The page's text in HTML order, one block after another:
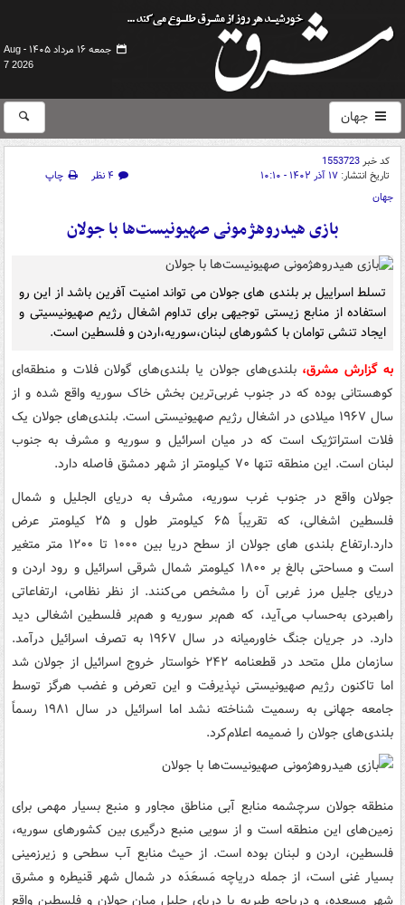
جمعه ۱۶ مرداد ۱۴۰۵ -
Aug
7 2026
جهان
کد خبر1553723
تاریخ انتشار: ۱۷ آذر ۱۴۰۲ - ۱۰:۱۰ ۴ نظر
چاپ
جهان
بازی هیدروهژمونی صهیونیست‌ها با جولان
تسلط اسراییل بر بلندی های جولان می تواند امنیت آفرین باشد از این رو
استفاده از منابع زیستی توجیهی برای تداوم اشغال رژیم صهیونیسیتی و
ایجاد تنشی توامان با کشورهای لبنان،سوریه،اردن و فلسطین است.
به گزارش مشرق، بلندی‌های جولان یا بلندی‌های گولان فلات و منطقه‌ای
کوهستانی بوده که در جنوب غربی‌ترین بخش خاک سوریه واقع شده و از
سال ۱۹۶۷ میلادی در اشغال رژیم صهیونیستی است. بلندی‌های جولان یک
فلات استراتژیک است که در میان اسرائیل و سوریه و مشرف به جنوب
لبنان است. این منطقه تنها ۷۰ کیلومتر از شهر دمشق فاصله دارد.
جولان واقع در جنوب غرب سوریه، مشرف به دریای الجلیل و شمال
فلسطین اشغالی، که تقریباً ۶۵ کیلومتر طول و ۲۵ کیلومتر عرض
دارد.ارتفاع بلندی های جولان از سطح دریا بین ۱۰۰۰ تا ۱۲۰۰ متر متغیر
است و مساحتی بالغ بر ۱۸۰۰ کیلومتر شمال شرقی اسرائیل و رود اردن و
دریای جلیل مرز غربی آن را مشخص می‌کنند. از نظر نظامی، ارتفاعاتی
راهبردی به‌حساب می‌آید، که هم‌بر سوریه و هم‌بر فلسطین اشغالی دید
دارد. در جریان جنگ خاورمیانه در سال ۱۹۶۷ به تصرف اسرائیل درآمد.
سازمان ملل متحد در قطعنامه ۲۴۲ خواستار خروج اسرائیل از جولان شد
اما تاکنون رژیم صهیونیستی نپذیرفت و این تعرض و غضب هرگز توسط
جامعه جهانی به رسمیت شناخته نشد اما اسرائیل در سال ۱۹۸۱ رسماً
بلندی‌های جولان را ضمیمه اعلام‌کرد.
منطقه جولان سرچشمه منابع آبی مناطق مجاور و منبع بسیار مهمی برای
زمین‌های این منطقه است و از سویی منبع درگیری بین کشورهای سوریه‌،
فلسطین‌، اردن و لبنان بوده است. از حیث منابع آب‌ سطحی و زیرزمینی
بسیار غنی است‌، از جمله دریاچه مَسعَدَه در شمال شهر قنیطره و مشرق
شهر مسعده، و دریاچه طبریه یا دریای جلیل میان جولان و فلسطین واقع